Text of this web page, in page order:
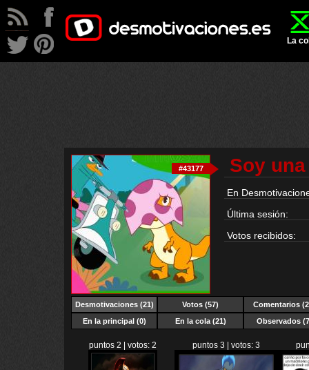
La
#43177 Soy
En
Última sesión:
Votos recibidos:
Desmotivaciones(21) Votos (57)
Comentarios
En la principal (0)
En la cola (21) Observados
puntos 2 | votos: 2 puntos 3 | votos: 3